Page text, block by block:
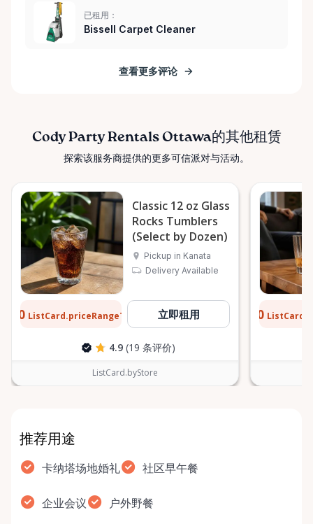
已租用：
Bissell Carpet Cleaner
查看更多评论
Cody Party Rentals Ottawa的其他租赁
探索该服务商提供的更多可信派对与活动。
Classic 12 oz Glass
Rocks Tumblers
(Select by Dozen)
Pickup in Kanata
Delivery Available
ListCard.priceRangeTo 立即租用
4.9 (19 条评价)
ListCard.byStore
$0.10
推荐用途
卡纳塔场地婚礼 社区早午餐
企业会议 户外野餐